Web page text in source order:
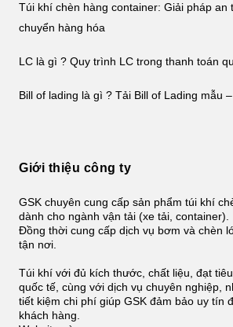
Túi khí chèn hàng container: Giải pháp an
chuyển hàng hóa
LC là gì ? Quy trình LC trong thanh toán
Bill of lading là gì ? Tải Bill of Lading mẫu
Giới thiệu công ty
GSK chuyên cung cấp sản phẩm túi khí
dành cho ngành vận tải (xe tải, container).
Đồng thời cung cấp dịch vụ bơm và chèn
tận nơi.
Túi khí với đủ kích thước, chất liệu, đạt
quốc tế, cùng với dịch vụ chuyên nghiệp,
tiết kiệm chi phí giúp GSK đảm bảo uy tín
khách hàng.